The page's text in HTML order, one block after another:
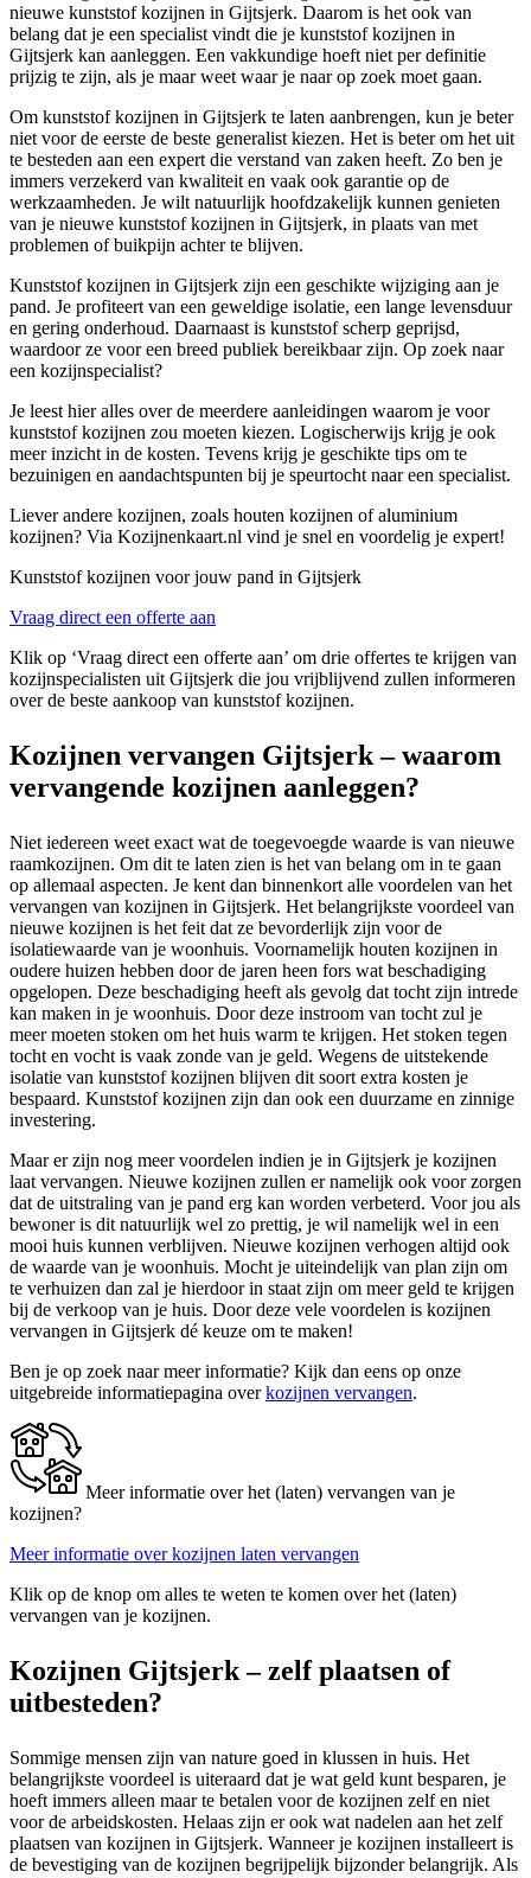
nieuwe kunststof kozijnen in Gijtsjerk. Daarom is het ook van
belang dat je een specialist vindt die je kunststof kozijnen in
Gijtsjerk kan aanleggen. Een vakkundige hoeft niet per definitie
prijzig te zijn, als je maar weet waar je naar op zoek moet gaan.
Om kunststof kozijnen in Gijtsjerk te laten aanbrengen, kun je beter
niet voor de eerste de beste generalist kiezen. Het is beter om het uit
te besteden aan een expert die verstand van zaken heeft. Zo ben je
immers verzekerd van kwaliteit en vaak ook garantie op de
werkzaamheden. Je wilt natuurlijk hoofdzakelijk kunnen genieten
van je nieuwe kunststof kozijnen in Gijtsjerk, in plaats van met
problemen of buikpijn achter te blijven.
Kunststof kozijnen in Gijtsjerk zijn een geschikte wijziging aan je
pand. Je profiteert van een geweldige isolatie, een lange levensduur
en gering onderhoud. Daarnaast is kunststof scherp geprijsd,
waardoor ze voor een breed publiek bereikbaar zijn. Op zoek naar
een kozijnspecialist?
Je leest hier alles over de meerdere aanleidingen waarom je voor
kunststof kozijnen zou moeten kiezen. Logischerwijs krijg je ook
meer inzicht in de kosten. Tevens krijg je geschikte tips om te
bezuinigen en aandachtspunten bij je speurtocht naar een specialist.
Liever andere kozijnen, zoals houten kozijnen of aluminium
kozijnen? Via Kozijnenkaart.nl vind je snel en voordelig je expert!
Kunststof kozijnen voor jouw pand in Gijtsjerk
Vraag direct een offerte aan
Klik op ‘Vraag direct een offerte aan’ om drie offertes te krijgen van
kozijnspecialisten uit Gijtsjerk die jou vrijblijvend zullen informeren
over de beste aankoop van kunststof kozijnen.
Kozijnen vervangen Gijtsjerk – waarom
vervangende kozijnen aanleggen?
Niet iedereen weet exact wat de toegevoegde waarde is van nieuwe
raamkozijnen. Om dit te laten zien is het van belang om in te gaan
op allemaal aspecten. Je kent dan binnenkort alle voordelen van het
vervangen van kozijnen in Gijtsjerk. Het belangrijkste voordeel van
nieuwe kozijnen is het feit dat ze bevorderlijk zijn voor de
isolatiewaarde van je woonhuis. Voornamelijk houten kozijnen in
oudere huizen hebben door de jaren heen fors wat beschadiging
opgelopen. Deze beschadiging heeft als gevolg dat tocht zijn intrede
kan maken in je woonhuis. Door deze instroom van tocht zul je
meer moeten stoken om het huis warm te krijgen. Het stoken tegen
tocht en vocht is vaak zonde van je geld. Wegens de uitstekende
isolatie van kunststof kozijnen blijven dit soort extra kosten je
bespaard. Kunststof kozijnen zijn dan ook een duurzame en zinnige
investering.
Maar er zijn nog meer voordelen indien je in Gijtsjerk je kozijnen
laat vervangen. Nieuwe kozijnen zullen er namelijk ook voor zorgen
dat de uitstraling van je pand erg kan worden verbeterd. Voor jou als
bewoner is dit natuurlijk wel zo prettig, je wil namelijk wel in een
mooi huis kunnen verblijven. Nieuwe kozijnen verhogen altijd ook
de waarde van je woonhuis. Mocht je uiteindelijk van plan zijn om
te verhuizen dan zal je hierdoor in staat zijn om meer geld te krijgen
bij de verkoop van je huis. Door deze vele voordelen is kozijnen
vervangen in Gijtsjerk dé keuze om te maken!
Ben je op zoek naar meer informatie? Kijk dan eens op onze
uitgebreide informatiepagina overkozijnen vervangen.
Meer informatie over het (laten) vervangen van je
kozijnen?
Meer informatie over kozijnen laten vervangen
Klik op de knop om alles te weten te komen over het (laten)
vervangen van je kozijnen.
Kozijnen Gijtsjerk – zelf plaatsen of
uitbesteden?
Sommige mensen zijn van nature goed in klussen in huis. Het
belangrijkste voordeel is uiteraard dat je wat geld kunt besparen, je
hoeft immers alleen maar te betalen voor de kozijnen zelf en niet
voor de arbeidskosten. Helaas zijn er ook wat nadelen aan het zelf
plaatsen van kozijnen in Gijtsjerk. Wanneer je kozijnen installeert is
de bevestiging van de kozijnen begrijpelijk bijzonder belangrijk. Als